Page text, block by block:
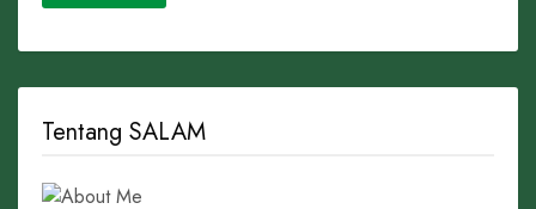
Tentang SALAM